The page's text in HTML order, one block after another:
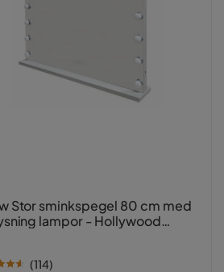
Stor sminkspegel 80 cm med
lampor - Hollywood
med USB-charging
(114)